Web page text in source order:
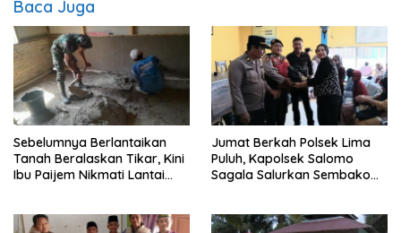
Baca Juga
Sebelumnya Berlantaikan
Tanah Beralaskan Tikar, Kini
Ibu Paijem Nikmati Lantai
0208/Asahan
Jumat Berkah Polsek Lima
Puluh, Kapolsek Salomo
Sagala Salurkan Sembako